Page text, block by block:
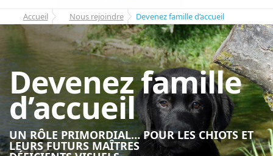
Accueil Nous rejoindre Devenez famille d’accueil
Devenez famille
d’accueil
UN RÔLE PRIMORDIAL… POUR LES CHIOTS ET
LEURS FUTURS MAÎTRES